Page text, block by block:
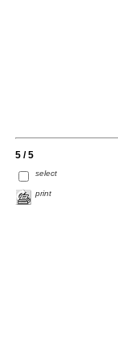
5 / 5
select
print